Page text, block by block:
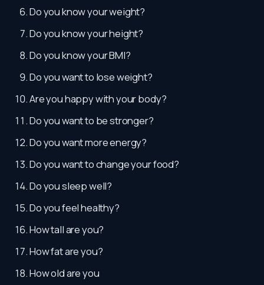
Do you know your weight?
Do you know your height?
Do you know your BMI?
Do you want to lose weight?
Are you happy with your body?
Do you want to be stronger?
Do you want more energy?
Do you want to change your food?
Do you sleep well?
Do you feel healthy?
How tall are you?
How fat are you?
How old are you